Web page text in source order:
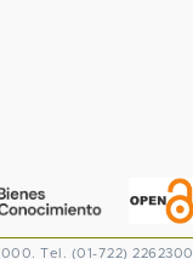
Tel. (01-722) 2262300